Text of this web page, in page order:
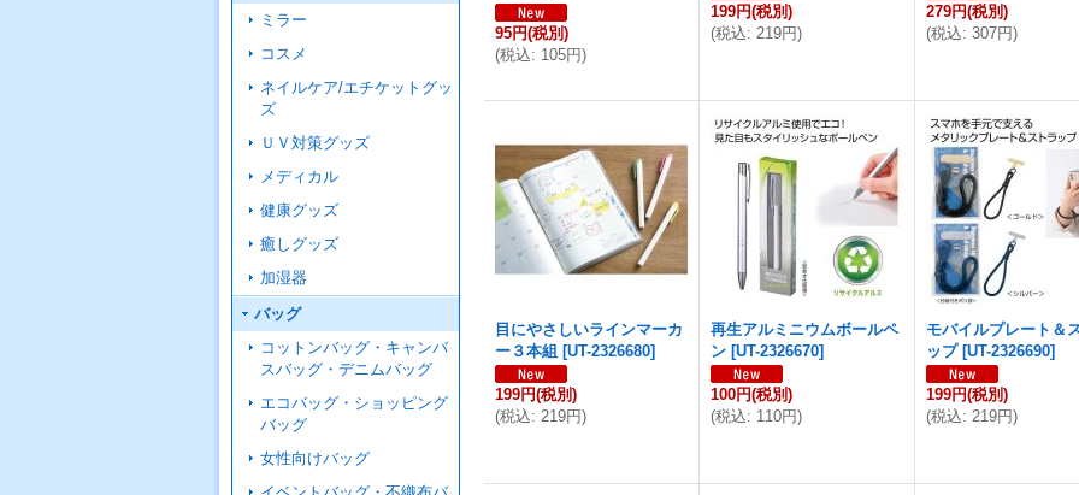
ミラー
コスメ
ネイルケア/エチケットグッ
ズ
ＵＶ対策グッズ
メディカル
健康グッズ
癒しグッズ
加湿器
バッグ
コットンバッグ・キャンバ
スバッグ・デニムバッグ
エコバッグ・ショッピング
バッグ
女性向けバッグ
95円(税別)
(税込: 105円)
199円(税別)
(税込: 219円)
279円(税別)
(税込: 307円)
目にやさしいラインマーカ
ー３本組 [UT-2326680]
199円(税別)
(税込: 219円)
再生アルミニウムボールペ
ン [UT-2326670]
100円(税別)
(税込: 110円)
モバイルプレート＆
ップ [UT-2326690]
199円(税別)
(税込: 219円)